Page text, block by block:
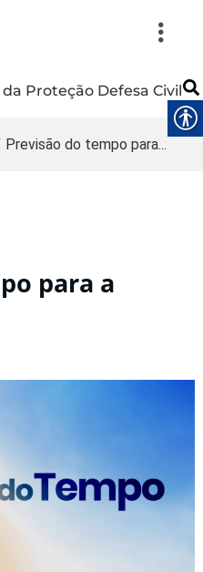
Proteção Defesa Civil
Previsão do tempo para...
para a